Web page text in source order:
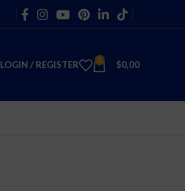
LOGIN / REGISTER 0 $0,00